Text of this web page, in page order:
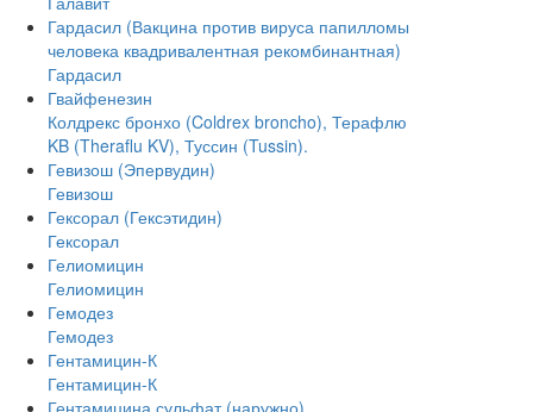
Гардасил (Вакцина против вируса папилломы
человека квадривалентная рекомбинантная)
Гардасил
Гвайфенезин
Колдрекс бронхо (Coldrex broncho), Терафлю
KB (Theraflu KV), Туссин (Tussin).
Гевизош (Эпервудин)
Гевизош
Гексорал (Гексэтидин)
Гексорал
Гелиомицин
Гелиомицин
Гемодез
Гемодез
Гентамицин-К
Гентамицин-К
Гентамицина сульфат (наружно)